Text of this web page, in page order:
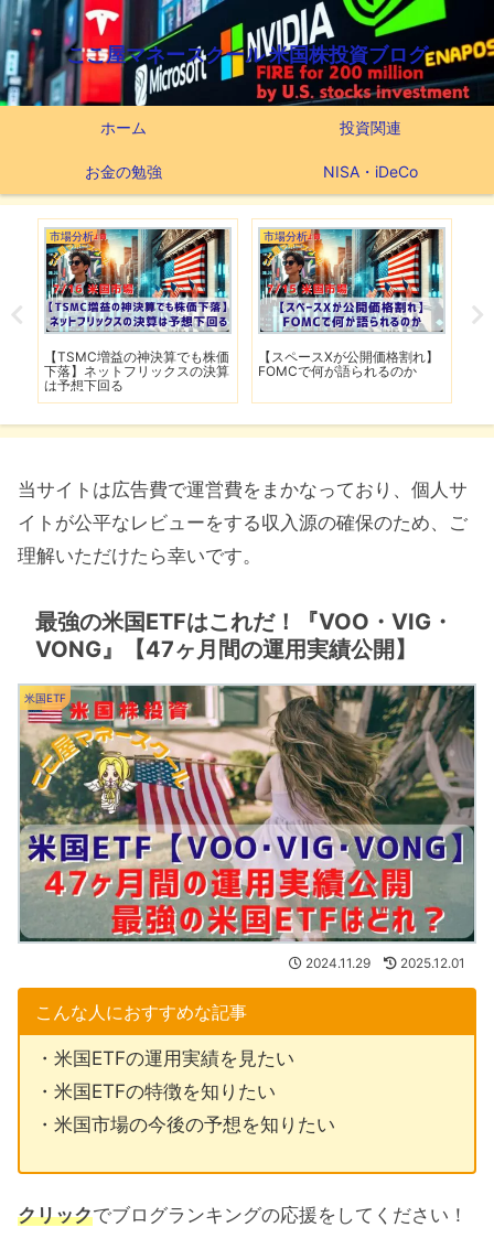
ここ屋マネースクール 米国株投資ブログ
ホーム 投資関連
お金の勉強 NISA・iDeCo
市場分析
【FRB高官がインフレ鈍化を歓
迎】銀行大手5行の好決算でシ
ーズン開幕
市場分析
【ホルムズ海峡が再び封鎖】
FRB高官が近く利上げの可能性
当サイトは広告費で運営費をまかなっており、個人サ
イトが公平なレビューをする収入源の確保のため、ご
理解いただけたら幸いです。
最強の米国ETFはこれだ！『VOO・VIG・
VONG』【47ヶ月間の運用実績公開】
米国ETF
2024.11.29 2025.12.01
こんな人におすすめな記事
・米国ETFの運用実績を見たい
・米国ETFの特徴を知りたい
・米国市場の今後の予想を知りたい
クリックでブログランキングの応援をしてください！